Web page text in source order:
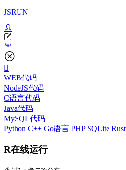
JSRUN
WEB代码
NodeJS代码
C语言代码
Java代码
MySQL代码
Python C++ Go语言 PHP SQLite Rust
R在线运行